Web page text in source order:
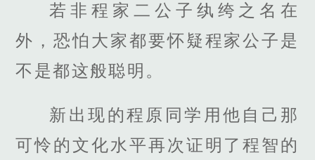
若非程家二公子纨绔之名在
外，恐怕大家都要怀疑程家公子是
不是都这般聪明。
新出现的程原同学用他自己那
可怜的文化水平再次证明了程智的